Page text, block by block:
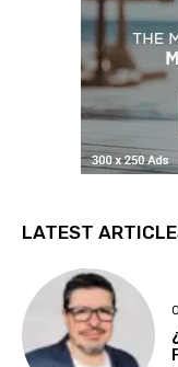
LATEST